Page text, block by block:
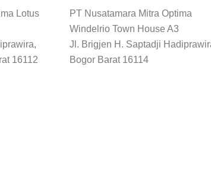
Lotus
16112
PT Nusatamara Mitra Optima
Windelrio Town House A3
Jl. Brigjen H. Saptadji
Bogor Barat 16114